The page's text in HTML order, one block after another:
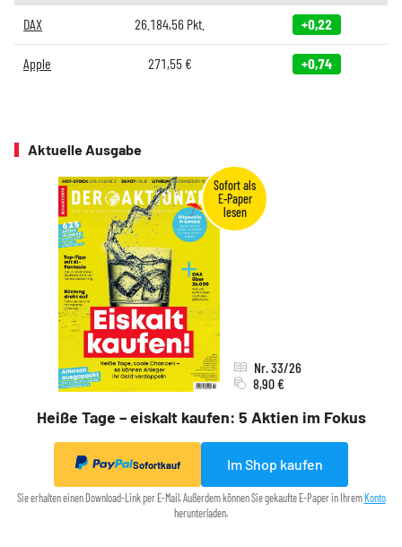
DAX 26.184,56 Pkt. +0,22
Apple 271,55€ +0,74
Aktuelle Ausgabe
Heiße Tage – eiskalt kaufen: 5 Aktien im Fokus
Nr. 33/26
8,90 €
Sofortkauf Im Shop kaufen
Sie erhalten einen Download-Link per E-Mail. Außerdem können Sie gekaufte E-Paper in Ihrem Konto
herunterladen.